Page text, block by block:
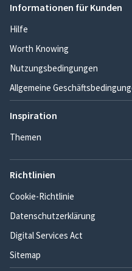
Informationen für Kunden
Hilfe
Worth Knowing
Nutzungsbedingungen
Allgemeine
Inspiration
Themen
Richtlinien
Cookie-Richtlinie
Datenschutzerklärung
Digital Services Act
Sitemap